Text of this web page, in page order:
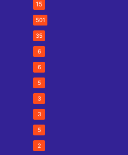
15
501
35
6
6
5
3
3
5
2